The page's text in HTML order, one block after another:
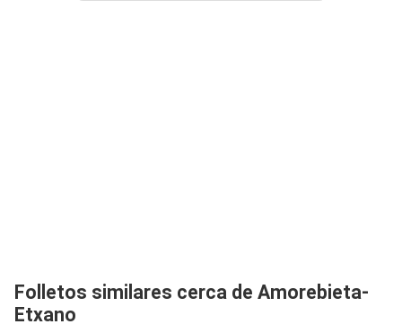
Folletos similares cerca de Amorebieta-
Etxano